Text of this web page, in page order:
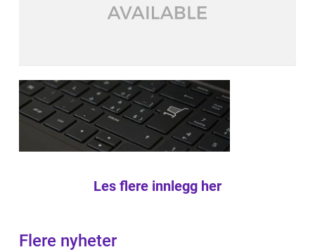
Les flere innlegg her
Flere nyheter